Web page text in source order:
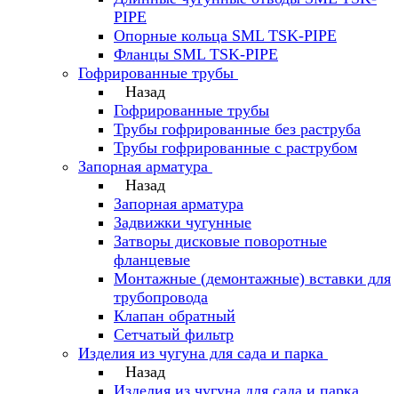
PIPE
Опорные кольца SML TSK-PIPE
Фланцы SML TSK-PIPE
Гофрированные трубы
Назад
Гофрированные трубы
Трубы гофрированные без раструба
Трубы гофрированные с раструбом
Запорная арматура
Назад
Запорная арматура
Задвижки чугунные
Затворы дисковые поворотные
фланцевые
Монтажные (демонтажные) вставки для
трубопровода
Клапан обратный
Сетчатый фильтр
Изделия из чугуна для сада и парка
Назад
Изделия из чугуна для сада и парка